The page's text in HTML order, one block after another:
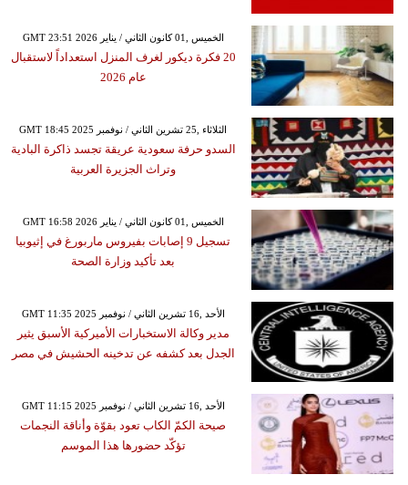
GMT 23:51 2026 الخميس ,01 كانون الثاني / يناير
20 فكرة ديكور لغرف المنزل استعداداً لاستقبال
عام 2026
GMT 18:45 2025 الثلاثاء ,25 تشرين الثاني / نوفمبر
السدو حرفة سعودية عريقة تجسد ذاكرة البادية
وتراث الجزيرة العربية
GMT 16:58 2026 الخميس ,01 كانون الثاني / يناير
تسجيل 9 إصابات بفيروس ماربورغ في إثيوبيا
بعد تأكيد وزارة الصحة
GMT 11:35 2025 الأحد ,16 تشرين الثاني / نوفمبر
مدير وكالة الاستخبارات الأميركية الأسبق يثير
الجدل بعد كشفه عن تدخينه الحشيش في مصر
GMT 11:15 2025 الأحد ,16 تشرين الثاني / نوفمبر
صيحة الكمّ الكاب تعود بقوّة وأناقة النجمات
تؤكّد حضورها هذا الموسم